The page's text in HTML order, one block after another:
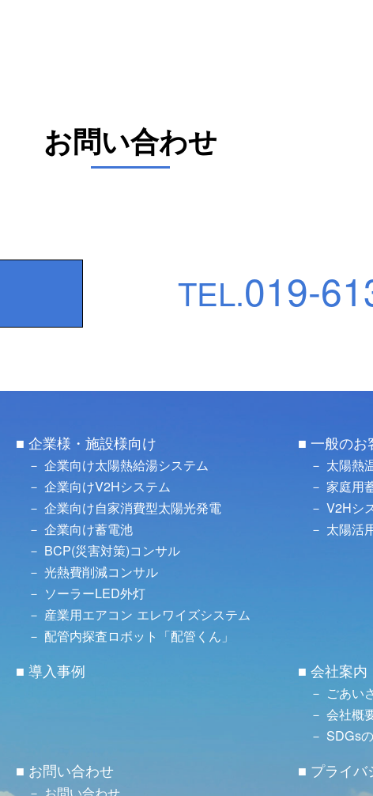
お問い合わせ
TEL.019-
企業様・施設様向け
企業向け太陽熱給湯システム
企業向けV2Hシステム
企業向け自家消費型太陽光発電
企業向け蓄電池
BCP(災害対策)コンサル
光熱費削減コンサル
ソーラーLED外灯
産業用エアコン エレワイズシステム
配管内探査ロボット「配管くん」
一般のお
太陽熱
家庭用
V2Hシ
太陽活
導入事例 会社案内
ごあい
会社概
SDGs
お問い合わせ
お問い合わせ
プライバ